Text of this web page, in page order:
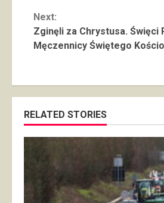
Next:
Zginęli za Chrystusa. Święci
Męczennicy Świętego
RELATED STORIES